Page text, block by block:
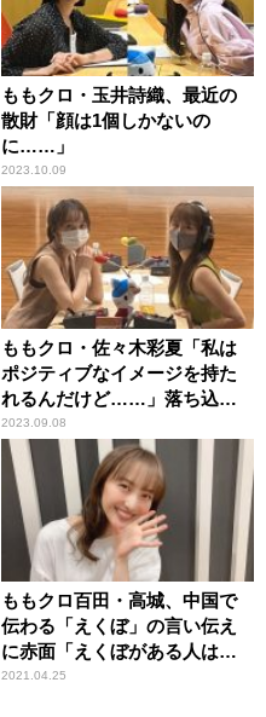
ももクロ・玉井詩織、最近の
散財「顔は1個しかないの
に……」
2023.10.09
ももクロ・佐々木彩夏「私は
ポジティブなイメージを持た
れるんだけど……」落ち込ま
ないための秘策
2023.09.08
ももクロ百田・高城、中国で
伝わる「えくぼ」の言い伝え
に赤面「えくぼがある人は忘
れられない人がいて……」
2021.04.25